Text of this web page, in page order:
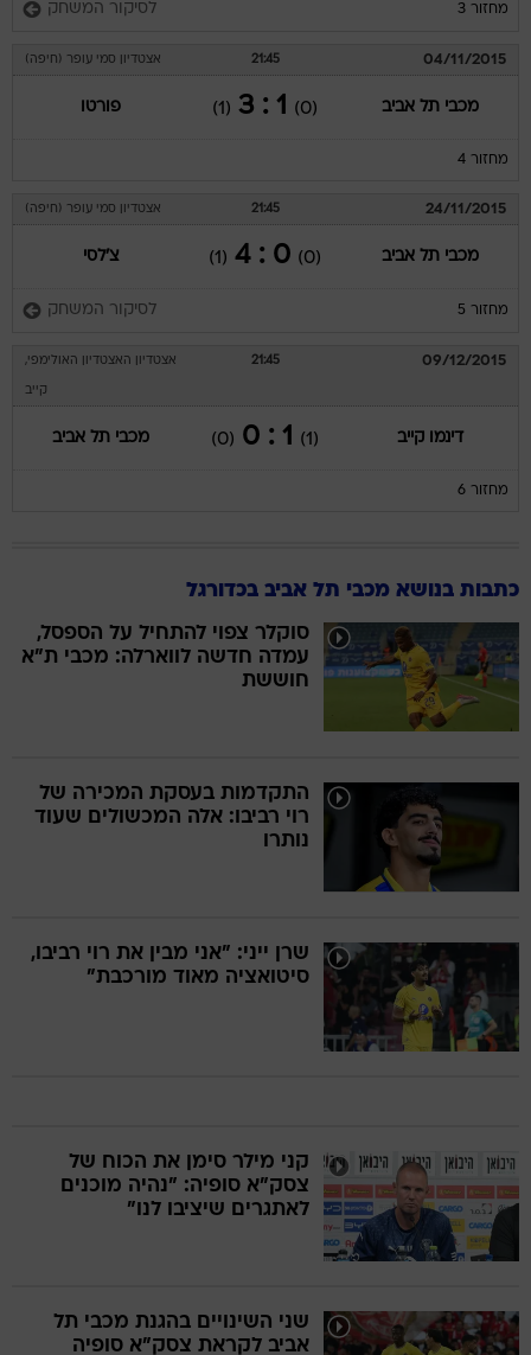
מחזור 3 לסיקור המשחק
04/11/2015
21:45 אצטדיון סמי עופר (חיפה)
מכבי תל אביב (0)
1 : 3
(1) פורטו
מחזור 4
24/11/2015
21:45 אצטדיון סמי עופר (חיפה)
מכבי תל אביב (0)
0 : 4
(1) צ'לסי
מחזור 5 לסיקור המשחק
09/12/2015
21:45 אצטדיון האצטדיון האולימפי,
קייב
דינמו קייב (1)
1 : 0
(0) מכבי תל אביב
מחזור 6
כתבות בנושא מכבי תל אביב בכדורגל
סוקלר צפוי להתחיל על הספסל,
עמדה חדשה לווארלה: מכבי ת"א
חוששת
התקדמות בעסקת המכירה של
רוי רביבו: אלה המכשולים שעוד
נותרו
שרן ייני: "אני מבין את רוי רביבו,
סיטואציה מאוד מורכבת"
קני מילר סימן את הכוח של
צסק"א סופיה: "נהיה מוכנים
לאתגרים שיציבו לנו"
שני השינויים בהגנת מכבי תל
אביב לקראת צסק"א סופיה